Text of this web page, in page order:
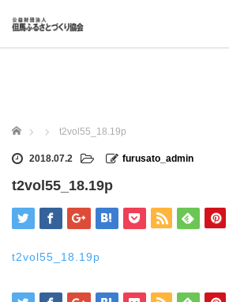
ホーム t2vol55_18.19p
2018.07.2 furusato_admin
t2vol55_18.19p
t2vol55_18.19p